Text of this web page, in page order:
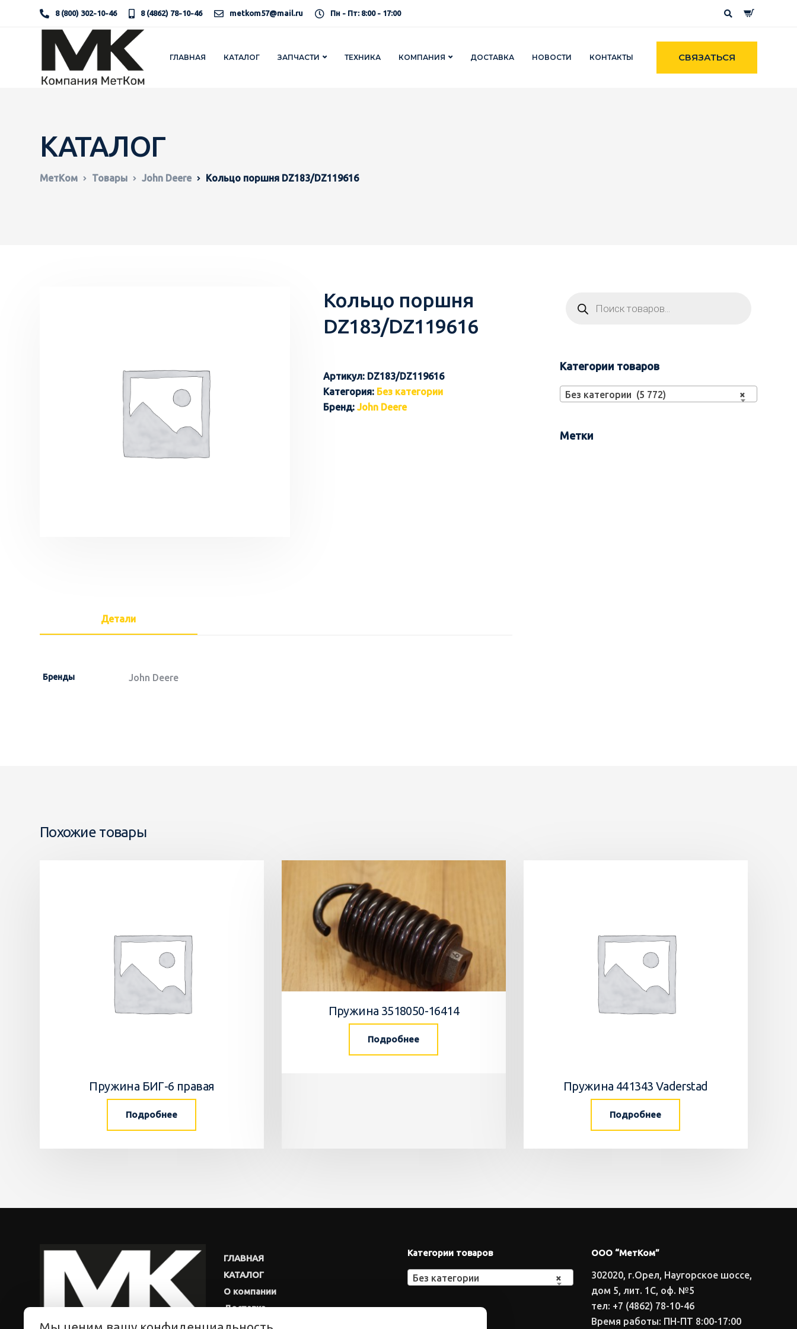
8 (800) 302-10-46 8 (4862) 78-10-46 metkom57@mail.ru Пн - Пт: 8:00 - 17:00
ГЛАВНАЯ КАТАЛОГ ЗАПЧАСТИ ТЕХНИКА КОМПАНИЯ ДОСТАВКА НОВОСТИ КОНТАКТЫ СВЯЗАТЬСЯ
КАТАЛОГ
МетКом Товары John Deere Кольцо поршня DZ183/DZ119616
Кольцо поршня
DZ183/DZ119616
Артикул: DZ183/DZ119616
Категория: Без категории
Бренд: John Deere
Детали
Бренды John Deere
Категории товаров
×
Без категории (5 772)
Метки
Похожие товары
Пружина БИГ-6 правая
Подробнее
Пружина 3518050-16414
Подробнее
Пружина 441343 Vaderstad
Подробнее
ГЛАВНАЯ
КАТАЛОГ
О компании
Доставка
Новости
Категории товаров
×
Без категории
ООО “МетКом”
302020, г.Орел, Наугорское шоссе,
дом 5, лит. 1С, оф. №5
тел: +7 (4862) 78-10-46
Время работы: ПН-ПТ 8:00-17:00